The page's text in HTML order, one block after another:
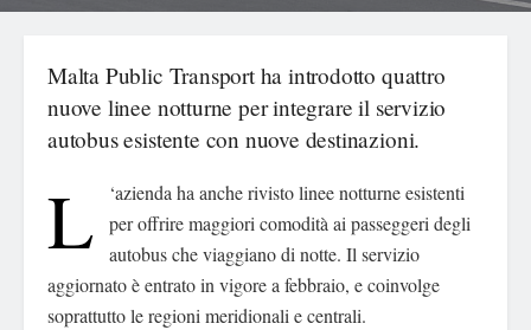
Malta Public Transport ha introdotto quattro
nuove linee notturne per integrare il servizio
autobus esistente con nuove destinazioni.
L
‘azienda ha anche rivisto linee notturne esistenti
per offrire maggiori comodità ai passeggeri degli
autobus che viaggiano di notte. Il servizio
aggiornato è entrato in vigore a febbraio, e coinvolge
soprattutto le regioni meridionali e centrali.